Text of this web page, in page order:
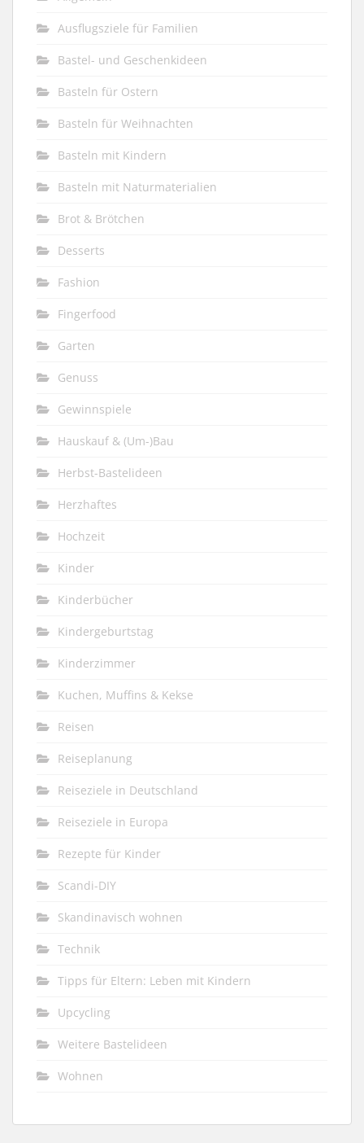
Ausflugsziele für Familien
Bastel- und Geschenkideen
Basteln für Ostern
Basteln für Weihnachten
Basteln mit Kindern
Basteln mit Naturmaterialien
Brot & Brötchen
Desserts
Fashion
Fingerfood
Garten
Genuss
Gewinnspiele
Hauskauf & (Um-)Bau
Herbst-Bastelideen
Herzhaftes
Hochzeit
Kinder
Kinderbücher
Kindergeburtstag
Kinderzimmer
Kuchen, Muffins & Kekse
Reisen
Reiseplanung
Reiseziele in Deutschland
Reiseziele in Europa
Rezepte für Kinder
Scandi-DIY
Skandinavisch wohnen
Technik
Tipps für Eltern: Leben mit Kindern
Upcycling
Weitere Bastelideen
Wohnen